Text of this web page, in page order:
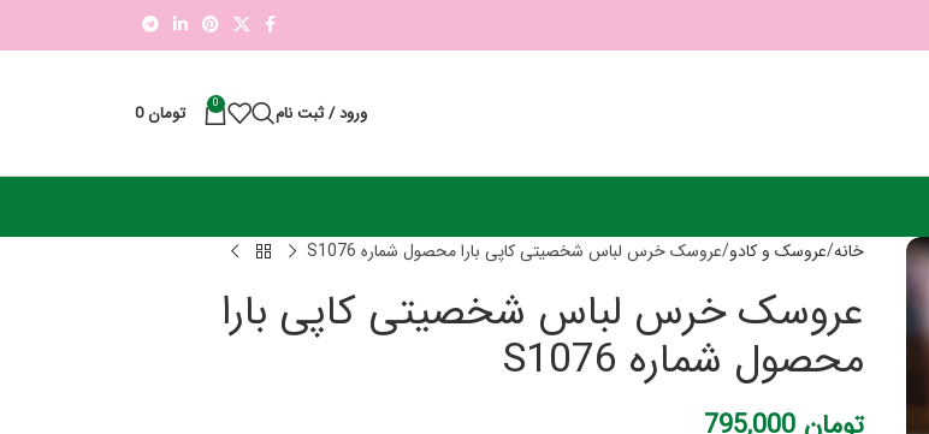
ورود / ثبت نام 0 تومان0
خانه عروسک و کادو عروسک خرس لباس شخصیتی کاپی بارا محصول شماره S1076
عروسک خرس لباس شخصیتی کاپی بارا
محصول شماره S1076
تومان